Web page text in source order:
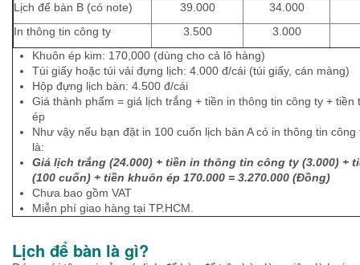
Lịch để bàn B (có note)
39.000
34.000
In thông tin công ty
3.500
3.000
Khuôn ép kim: 170,000 (dùng cho cả lô hàng)
Túi giấy hoặc túi vải đựng lịch: 4.000 đ/cái (túi giấy, cán màng)
Hộp đựng lịch bàn: 4.500 đ/cái
Giá thành phẩm = giá lịch trắng + tiền in thông tin công ty +
ép
Như vậy nếu bạn đặt in 100 cuốn lịch bàn A có in thông tin
là:
Giá lịch trắng (24.000) + tiền in thông tin công ty (3.000)
(100 cuốn) + tiền khuôn ép 170.000 = 3.270.000 (Đồng)
Chưa bao gồm VAT
Miễn phí giao hàng tại TP.HCM.
Lịch để bàn là gì?